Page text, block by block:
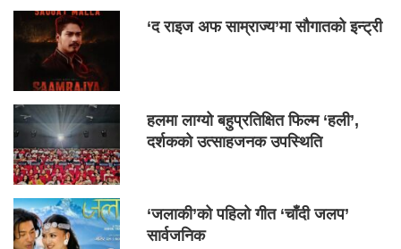
‘द राइज अफ साम्राज्य’मा सौगातको इन्ट्री
हलमा लाग्यो बहुप्रतिक्षित फिल्म ‘हली’,
दर्शकको उत्साहजनक उपस्थिति
‘जलाकी’को पहिलो गीत ‘चाँदी जलप’
सार्वजनिक